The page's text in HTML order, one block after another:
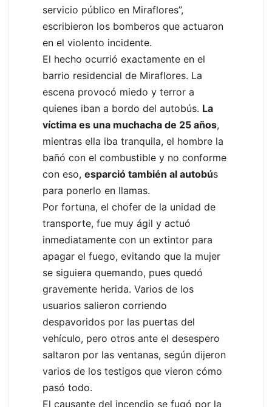
servicio público en Miraflores”,
escribieron los bomberos que actuaron
en el violento incidente.
El hecho ocurrió exactamente en el
barrio residencial de Miraflores. La
escena provocó miedo y terror a
quienes iban a bordo del autobús. La
víctima es una muchacha de 25 años,
mientras ella iba tranquila, el hombre la
bañó con el combustible y no conforme
con eso, esparció también al autobús
para ponerlo en llamas.
Por fortuna, el chofer de la unidad de
transporte, fue muy ágil y actuó
inmediatamente con un extintor para
apagar el fuego, evitando que la mujer
se siguiera quemando, pues quedó
gravemente herida. Varios de los
usuarios salieron corriendo
despavoridos por las puertas del
vehículo, pero otros ante el desespero
saltaron por las ventanas, según dijeron
varios de los testigos que vieron cómo
pasó todo.
El causante del incendio se fugó por la